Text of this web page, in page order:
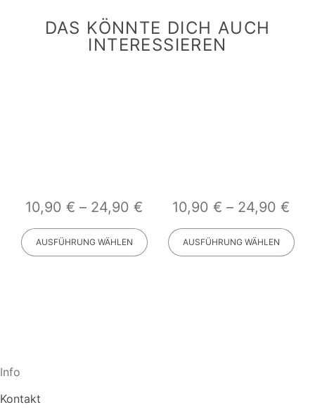
DAS KÖNNTE DICH AUCH
INTERESSIEREN
10,90 € – 24,90 €
AUSFÜHRUNG WÄHLEN
10,90 € – 24,90 €
AUSFÜHRUNG WÄHLEN
Info
Kontakt